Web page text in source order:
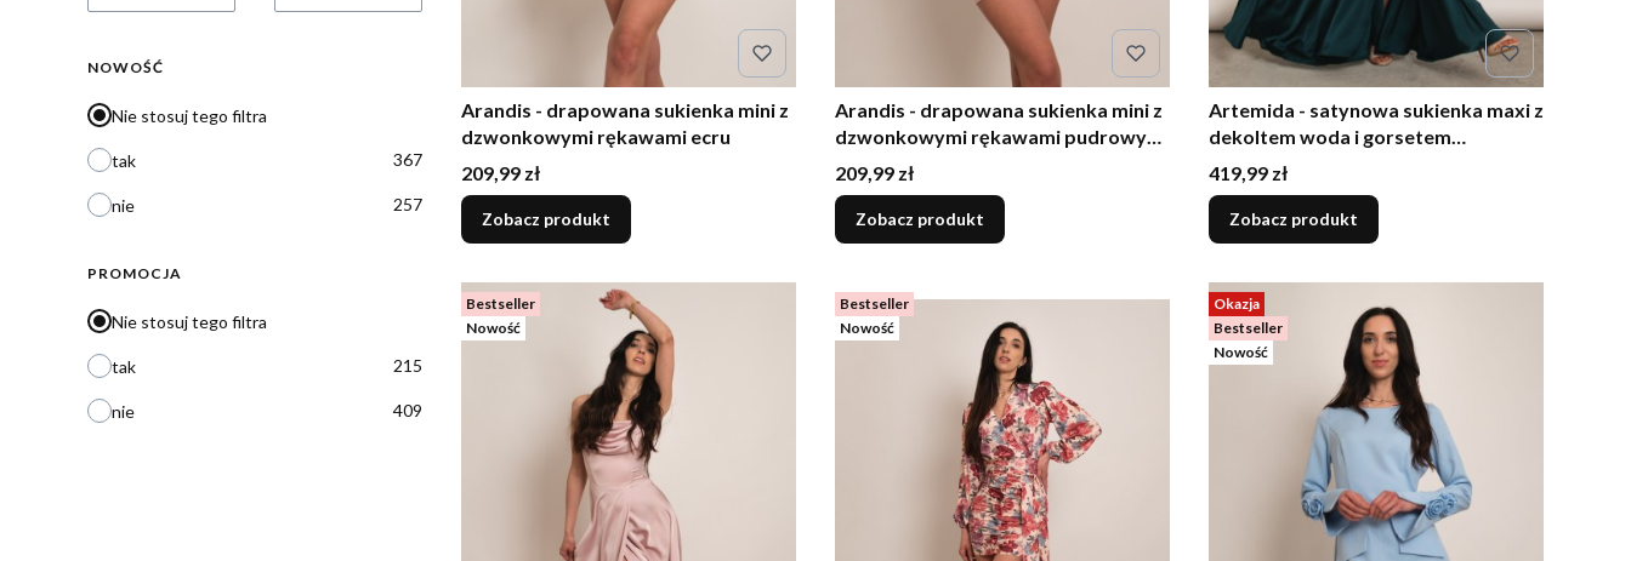
NOWOŚĆ
Nie stosuj tego filtra
tak 367
nie 257
PROMOCJA
Nie stosuj tego filtra
tak 215
nie 409
Arandis - drapowana sukienka mini z
dzwonkowymi rękawami ecru
Cena
209,99 zł
Zobacz produkt
Arandis - drapowana sukienka mini z
dzwonkowymi rękawami pudrowy
róż
Cena
209,99 zł
Zobacz produkt
Artemida - satynowa sukienka maxi z
dekoltem woda i gorsetem
butelkowa zieleń
Cena
419,99 zł
Zobacz produkt
Bestseller
Nowość
Bestseller
Nowość
Okazja
Bestseller
Nowość